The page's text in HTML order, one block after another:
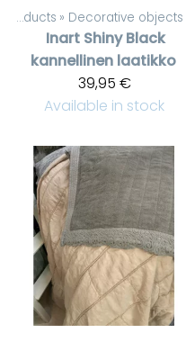
Products ‪» Decorative objects
Inart Shiny Black
kannellinen laatikko
39,95 €
Available in stock